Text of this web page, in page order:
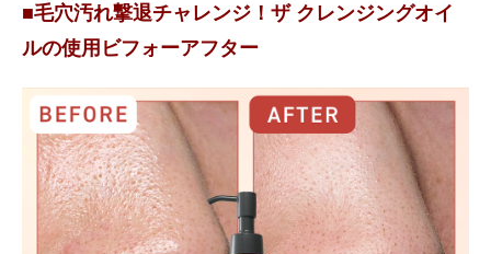
■毛穴汚れ撃退チャレンジ！ザ クレンジングオイ
ルの使用ビフォーアフター